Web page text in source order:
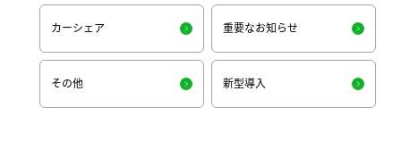
カーシェア 重要なお知らせ
その他 新型導入